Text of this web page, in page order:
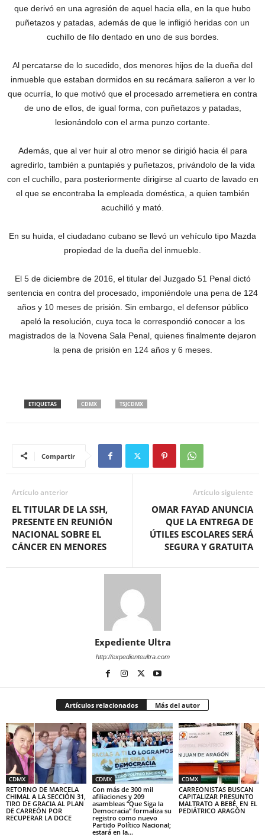
que derivó en una agresión de aquel hacia ella, en la que hubo
puñetazos y patadas, además de que le infligió heridas con un
cuchillo de filo dentado en uno de sus bordes.
Al percatarse de lo sucedido, dos menores hijos de la dueña del
inmueble que estaban dormidos en su recámara salieron a ver lo
que ocurría, lo que motivó que el procesado arremetiera en contra
de uno de ellos, de igual forma, con puñetazos y patadas,
lesionándolo con el arma punzo cortante.
Además, que al ver huir al otro menor se dirigió hacia él para
agredirlo, también a puntapiés y puñetazos, privándolo de la vida
con el cuchillo, para posteriormente dirigirse al cuarto de lavado en
el que se encontraba la empleada doméstica, a quien también
acuchilló y mató.
En su huida, el ciudadano cubano se llevó un vehículo tipo Mazda
propiedad de la dueña del inmueble.
El 5 de diciembre de 2016, el titular del Juzgado 51 Penal dictó
sentencia en contra del procesado, imponiéndole una pena de 124
años y 10 meses de prisión. Sin embargo, el defensor público
apeló la resolución, cuya toca le correspondió conocer a los
magistrados de la Novena Sala Penal, quienes finalmente dejaron
la pena de prisión en 124 años y 6 meses.
ETIQUETAS CDMX TSJCDMX
Compartir
Artículo anterior
EL TITULAR DE LA SSH,
PRESENTE EN REUNIÓN
NACIONAL SOBRE EL
CÁNCER EN MENORES
Artículo siguiente
OMAR FAYAD ANUNCIA
QUE LA ENTREGA DE
ÚTILES ESCOLARES SERÁ
SEGURA Y GRATUITA
Expediente Ultra
http://expedienteultra.com
Artículos relacionados Más del autor
CDMX
RETORNO DE MARCELA
CHIMAL A LA SECCIÓN 31,
TIRO DE GRACIA AL PLAN
DE CARREÓN POR
RECUPERAR LA DOCE
CDMX
Con más de 300 mil
afiliaciones y 209
asambleas “Que Siga la
Democracia” formaliza su
registro como nuevo
Partido Político Nacional;
estará en la...
CDMX
CARREONISTAS BUSCAN
CAPITALIZAR PRESUNTO
MALTRATO A BEBÉ, EN EL
PEDIÁTRICO ARAGÓN